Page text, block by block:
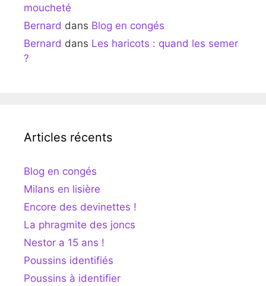
moucheté
Bernard dans Blog en congés
Bernard dans Les haricots : quand les semer
?
Articles récents
Blog en congés
Milans en lisière
Encore des devinettes !
La phragmite des joncs
Nestor a 15 ans !
Poussins identifiés
Poussins à identifier